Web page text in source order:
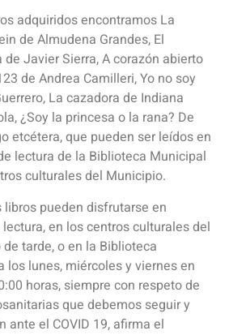
adquiridos encontramos La
de Almudena Grandes, El
Javier Sierra, A corazón abierto
de Andrea Camilleri, Yo no soy
La cazadora de Indiana
¿Soy la princesa o la rana? De
etcétera, que pueden ser leídos en
lectura de la Biblioteca Municipal
culturales del Municipio.
libros pueden disfrutarse en
en los centros culturales del
tarde, o en la Biblioteca
los lunes, miércoles y viernes en
horas, siempre con respeto de
que debemos seguir y
ante el COVID 19, afirma el